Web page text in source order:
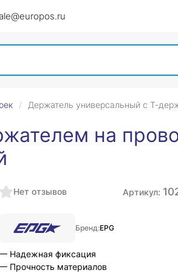
Держатель универсальный с Т-
на
Нет отзывов Артикул:
Бренд:EPG
Надежная фиксация
Прочность материалов